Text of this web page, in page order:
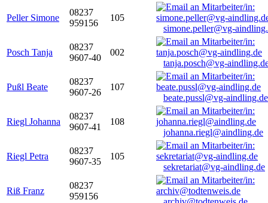
Peller Simone
08237
959156
105
simone.peller@vg-
Posch Tanja
08237
9607-40
002
tanja.posch@vg-
Pußl Beate
08237
9607-26
107
beate.pussl@vg-aindling.de
Riegl Johanna
08237
9607-41
108
johanna.riegl@aindling.de
Riegl Petra
08237
9607-35
105
sekretariat@vg-aindling.de
Riß Franz
08237
959156